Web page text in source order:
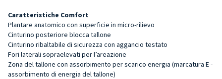
Caratteristiche Comfort
Plantare anatomico con superficie in micro-rilievo
Cinturino posteriore blocca tallone
Cinturino ribaltabile di sicurezza con aggancio testato
Fori laterali sopraelevati per l’areazione
Zona del tallone con assorbimento per scarico energia (marcatura E -
assorbimento di energia del tallone)